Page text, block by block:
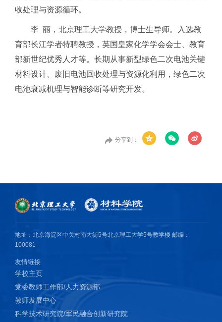
收处理与资源循环。
李 丽，北京理工大学教授，博士生导师。入选教
育部长江学者特聘教授，英国皇家化学学会会士、教育
部新世纪优秀人才等。长期从事新型绿色二次电池关键
材料设计、废旧电池回收处理与资源化利用，绿色二次
电池衰减机理与智能诊断等研究开发。
分享到：
地址：北京海淀区中关村南大街5号北京理工大学5号教学楼 邮编：
100081
友情链接
学校主页
党委教师工作部/人力资源部
教师发展中心
科学技术研究院/军民融合创新研究院